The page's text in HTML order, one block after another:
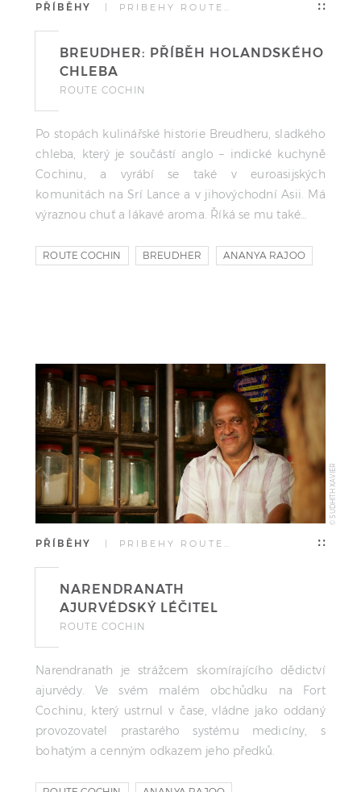
PŘÍBĚHY | PŘÍBĚHY ROUTE…
BREUDHER: PŘÍBĚH HOLANDSKÉHO
CHLEBA
ROUTE COCHIN
Po stopách kulinářské historie Breudheru, sladkého
chleba, který je součástí anglo – indické kuchyně
Cochinu, a vyrábí se také v euroasijských
komunitách na Srí Lance a v jihovýchodní Asii. Má
výraznou chuť a lákavé aroma. Říká se mu také…
ROUTE COCHIN BREUDHER ANANYA RAJOO
© SUDHITH XAVIER
PŘÍBĚHY | PŘÍBĚHY ROUTE…
NARENDRANATH
AJURVÉDSKÝ LÉČITEL
ROUTE COCHIN
Narendranath je strážcem skomírajícího dědictví
ajurvédy. Ve svém malém obchůdku na Fort
Cochinu, který ustrnul v čase, vládne jako oddaný
provozovatel prastarého systému medicíny, s
bohatým a cenným odkazem jeho předků.